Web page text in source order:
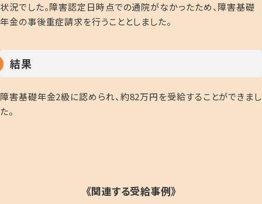
状況でした。障害認定日時点での通院がなかったため、障害基礎
年金の事後重症請求を行うこととしました。
結果
障害基礎年金2級に認められ、約82万円を受給することができまし
た。
《関連する受給事例》